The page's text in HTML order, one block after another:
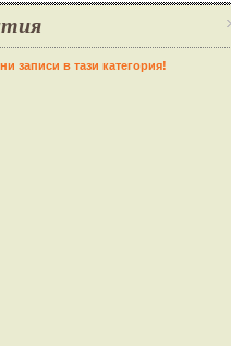
записи в тази категория!